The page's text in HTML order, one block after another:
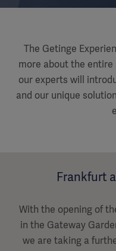
The Getinge
more about the
our experts will
and our unique
Frankfurt
With the opening of
in the Gateway
we are taking a